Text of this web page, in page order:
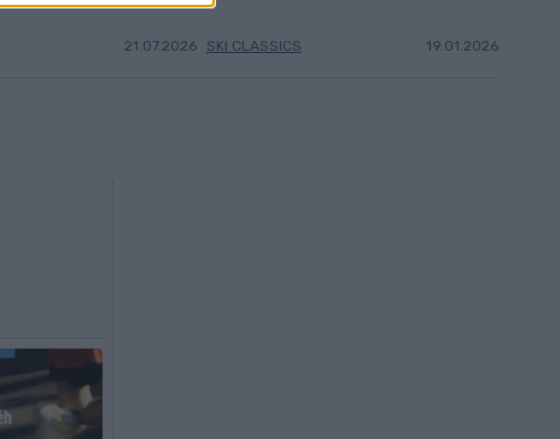
21.07.2026 SKI CLASSICS 19.01.2026